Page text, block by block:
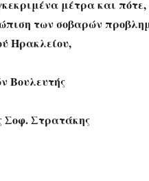
μέτρα και
των σοβαρών
Ηρακλείου,
Βουλευτής
Σοφ. Στρατάκης